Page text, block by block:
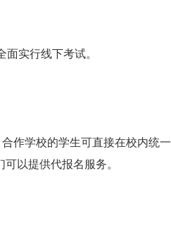
实行线下考试。
作学校的学生可直接在校内统
以提供代报名服务。